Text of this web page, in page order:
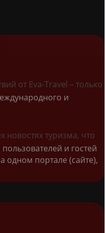
от Eva-Travel – только
и
новостях туризма, что
и гостей
одном портале (сайте),